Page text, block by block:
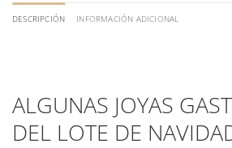
DESCRIPCIÓN INFORMACIÓN ADICIONAL
ALGUNAS JOYAS
DEL LOTE DE